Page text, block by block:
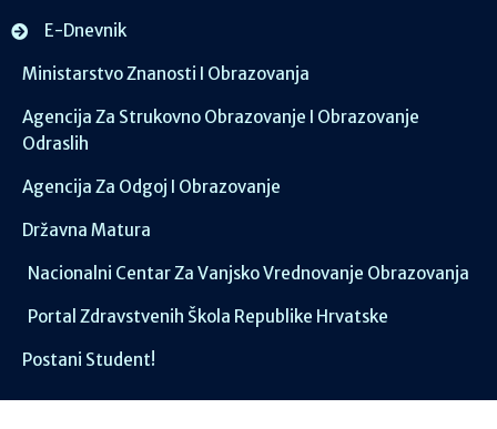
E-Dnevnik
Ministarstvo Znanosti I Obrazovanja
Agencija Za Strukovno Obrazovanje I Obrazovanje
Odraslih
Agencija Za Odgoj I Obrazovanje
Državna Matura
Nacionalni Centar Za Vanjsko Vrednovanje Obrazovanja
Portal Zdravstvenih Škola Republike Hrvatske
Postani Student!